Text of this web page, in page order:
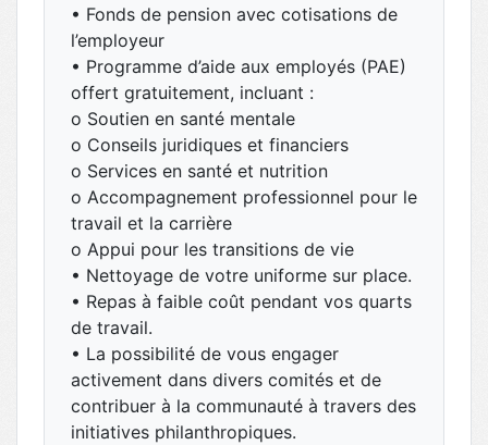
• Fonds de pension avec cotisations de
l’employeur
• Programme d’aide aux employés (PAE)
offert gratuitement, incluant :
o Soutien en santé mentale
o Conseils juridiques et financiers
o Services en santé et nutrition
o Accompagnement professionnel pour le
travail et la carrière
o Appui pour les transitions de vie
• Nettoyage de votre uniforme sur place.
• Repas à faible coût pendant vos quarts
de travail.
• La possibilité de vous engager
activement dans divers comités et de
contribuer à la communauté à travers des
initiatives philanthropiques.